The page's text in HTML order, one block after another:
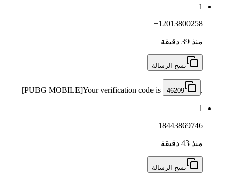
1
+12013800258
منذ 39 دقيقة
نسخ الرسالة
[PUBG MOBILE]Your verification code is 46209 .
1
18443869746
منذ 43 دقيقة
نسخ الرسالة